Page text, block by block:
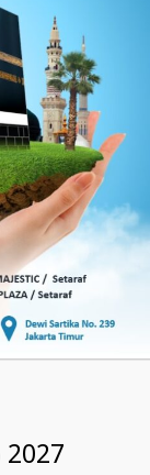
2027